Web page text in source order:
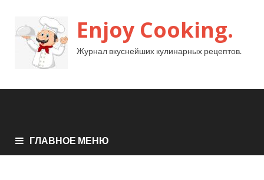
Enjoy Cooking.
Журнал вкуснейших кулинарных рецептов.
ГЛАВНОЕ МЕНЮ